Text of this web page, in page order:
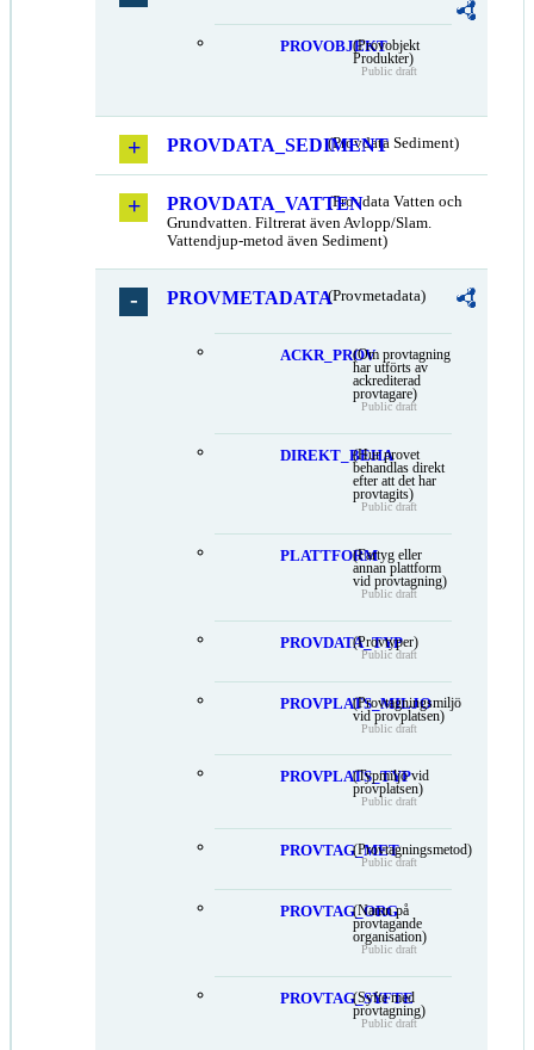
PROVOBJEKT(Provobjekt
Produkter)
Public draft
PROVDATA_SEDIMENT(Provdata Sediment)
PROVDATA_VATTEN(Provdata Vatten och
Grundvatten. Filtrerat även Avlopp/Slam.
Vattendjup-metod även Sediment)
PROVMETADATA(Provmetadata)
ACKR_PROV(Om provtagning
har utförts av
ackrediterad
provtagare)
Public draft
DIREKT_BEHA
(Hur provet
behandlas direkt
efter att det har
provtagits)
Public draft
PLATTFORM(Fartyg eller
annan plattform
vid provtagning)
Public draft
PROVDATA_TYP
(Provtyper)
Public draft
PROVPLATS_MILJO
(Provtagningsmiljö
vid provplatsen)
Public draft
PROVPLATS_TYP
(Typmiljö vid
provplatsen)
Public draft
PROVTAG_MET(Provtagningsmetod)
Public draft
PROVTAG_ORG
(Namn på
provtagande
organisation)
Public draft
PROVTAG_SYFTE
(Syfte med
provtagning)
Public draft